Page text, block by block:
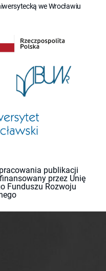
we Wrocławiu
publikacji
przez Unię
Funduszu Rozwoju